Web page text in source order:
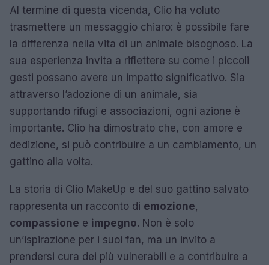
Al termine di questa vicenda, Clio ha voluto
trasmettere un messaggio chiaro: è possibile fare
la differenza nella vita di un animale bisognoso. La
sua esperienza invita a riflettere su come i piccoli
gesti possano avere un impatto significativo. Sia
attraverso l’adozione di un animale, sia
supportando rifugi e associazioni, ogni azione è
importante. Clio ha dimostrato che, con amore e
dedizione, si può contribuire a un cambiamento, un
gattino alla volta.
La storia di Clio MakeUp e del suo gattino salvato
rappresenta un racconto di emozione,
compassione e impegno. Non è solo
un’ispirazione per i suoi fan, ma un invito a
prendersi cura dei più vulnerabili e a contribuire a